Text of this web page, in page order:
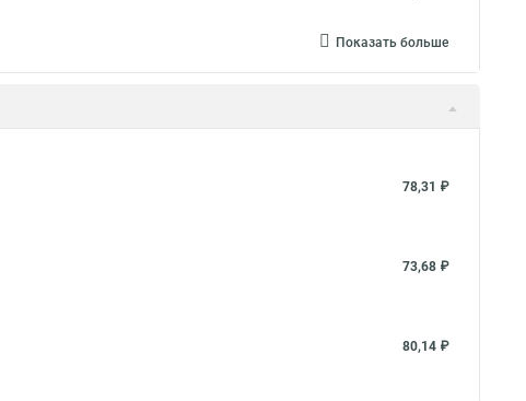
Показать больше
78,31 ₽
73,68 ₽
80,14 ₽